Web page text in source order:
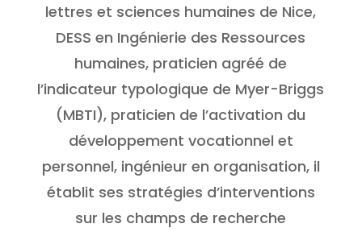
lettres et sciences humaines de Nice,
DESS en Ingénierie des Ressources
humaines, praticien agréé de
l’indicateur typologique de Myer-Briggs
(MBTI), praticien de l’activation du
développement vocationnel et
personnel, ingénieur en organisation, il
établit ses stratégies d’interventions
sur les champs de recherche